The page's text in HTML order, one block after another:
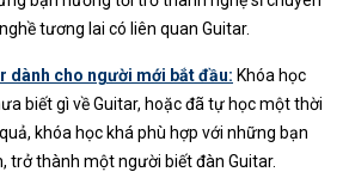
tương lai có liên quan Guitar.
dành cho người mới bắt đầu: Khóa học
biết gì về Guitar, hoặc đã tự học một thời
khóa học khá phù hợp với những bạn
trở thành một người biết đàn Guitar.